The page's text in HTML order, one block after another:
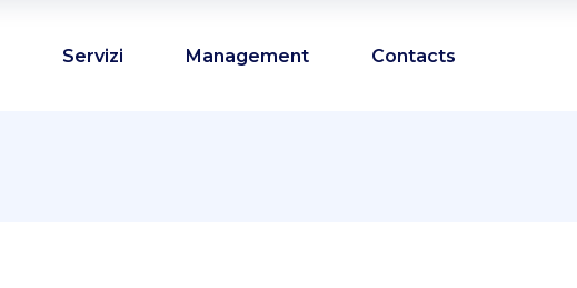
Servizi Management Contacts